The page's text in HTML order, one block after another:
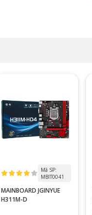
Mã SP:
MBIT0041
MAINBOARD JGINYUE
H311M-D